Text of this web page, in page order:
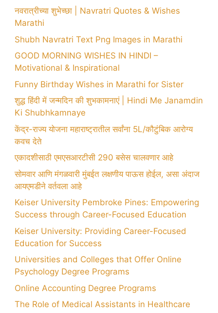
नवरात्रीच्या शुभेच्छा | Navratri Quotes & Wishes
Marathi
Shubh Navratri Text Png Images in Marathi
GOOD MORNING WISHES IN HINDI –
Motivational & Inspirational
Funny Birthday Wishes in Marathi for Sister
शुद्ध हिंदी में जन्मदिन की शुभकामनाएं | Hindi Me Janamdin
Ki Shubhkamnaye
केंद्र-राज्य योजना महाराष्ट्रातील सर्वांना 5L/कौटुंबिक आरोग्य
कवच देते
एकादशीसाठी एमएसआरटीसी 290 बसेस चालवणार आहे
सोमवार आणि मंगळवारी मुंबईत लक्षणीय पाऊस होईल, असा अंदाज
आयएमडीने वर्तवला आहे
Keiser University Pembroke Pines: Empowering
Success through Career-Focused Education
Keiser University: Providing Career-Focused
Education for Success
Universities and Colleges that Offer Online
Psychology Degree Programs
Online Accounting Degree Programs
The Role of Medical Assistants in Healthcare